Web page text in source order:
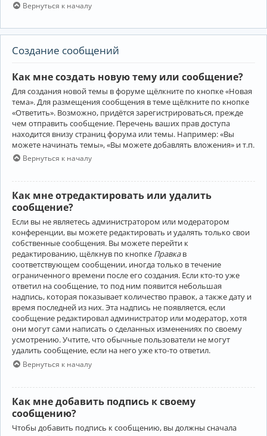
Вернуться к началу
Создание сообщений
Как мне создать новую тему или сообщение?
Для создания новой темы в форуме щёлкните по кнопке «Новая
тема». Для размещения сообщения в теме щёлкните по кнопке
«Ответить». Возможно, придётся зарегистрироваться, прежде
чем отправить сообщение. Перечень ваших прав доступа
находится внизу страниц форума или темы. Например: «Вы
можете начинать темы», «Вы можете добавлять вложения» и т.п.
Вернуться к началу
Как мне отредактировать или удалить
сообщение?
Если вы не являетесь администратором или модератором
конференции, вы можете редактировать и удалять только свои
собственные сообщения. Вы можете перейти к
редактированию, щёлкнув по кнопке Правкав
соответствующем сообщении, иногда только в течение
ограниченного времени после его создания. Если кто-то уже
ответил на сообщение, то под ним появится небольшая
надпись, которая показывает количество правок, а также дату и
время последней из них. Эта надпись не появляется, если
сообщение редактировал администратор или модератор, хотя
они могут сами написать о сделанных изменениях по своему
усмотрению. Учтите, что обычные пользователи не могут
удалить сообщение, если на него уже кто-то ответил.
Вернуться к началу
Как мне добавить подпись к своему
сообщению?
Чтобы добавить подпись к сообщению, вы должны сначала